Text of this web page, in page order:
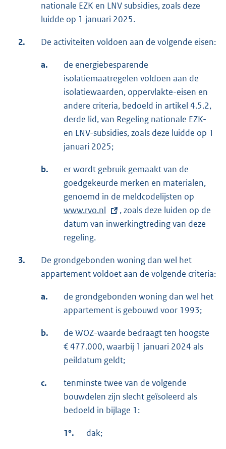
nationale EZK en LNV subsidies, zoals deze
luidde op 1 januari 2025.
2. De activiteiten voldoen aan de volgende eisen:
a.
de energiebesparende
isolatiemaatregelen voldoen aan de
isolatiewaarden, oppervlakte-eisen en
andere criteria, bedoeld in artikel 4.5.2,
derde lid, van Regeling nationale EZK-
en LNV-subsidies, zoals deze luidde op 1
januari 2025;
b.
er wordt gebruik gemaakt van de
goedgekeurde merken en materialen,
genoemd in de meldcodelijsten op
x
t
e
i
k
:
www.rvo.nl
, zoals deze luiden op de
datum van inwerkingtreding van deze
regeling.
3.
De grondgebonden woning dan wel het
appartement voldoet aan de volgende criteria:
a.
de grondgebonden woning dan wel het
appartement is gebouwd voor 1993;
b.
de WOZ-waarde bedraagt ten hoogste
€ 477.000, waarbij 1 januari 2024 als
peildatum geldt;
c.
tenminste twee van de volgende
bouwdelen zijn slecht geïsoleerd als
bedoeld in bijlage 1:
1°. dak;